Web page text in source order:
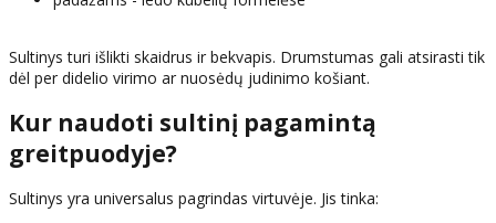
Sultinys turi išlikti skaidrus ir bekvapis. Drumstumas gali atsirasti tik
dėl per didelio virimo ar nuosėdų judinimo košiant.
Kur naudoti sultinį pagamintą
greitpuodyje?
Sultinys yra universalus pagrindas virtuvėje. Jis tinka: